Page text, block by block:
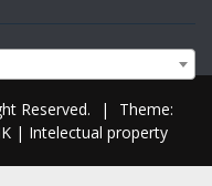
Reserved. |
Theme:
| Intelectual property